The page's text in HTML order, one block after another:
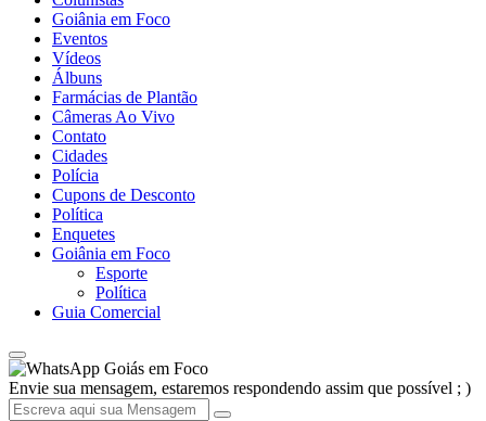
Goiânia em Foco
Eventos
Vídeos
Álbuns
Farmácias de Plantão
Câmeras Ao Vivo
Contato
Cidades
Polícia
Cupons de Desconto
Política
Enquetes
Goiânia em Foco
Esporte
Política
Guia Comercial
Goiás em Foco
Envie sua mensagem, estaremos respondendo assim que possível ; )